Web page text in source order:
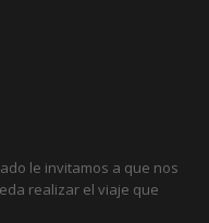
le invitamos a que nos
realizar el viaje que